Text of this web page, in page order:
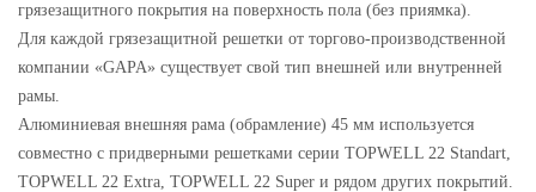
грязезащитного покрытия на поверхность пола (без приямка).
Для каждой грязезащитной решетки от торгово-производственной
компании «GAPA» существует свой тип внешней или внутренней
рамы.
Алюминиевая внешняя рама (обрамление) 45 мм используется
совместно с придверными решетками серии TOPWELL 22 Standart,
TOPWELL 22 Extra, TOPWELL 22 Super и рядом других покрытий.